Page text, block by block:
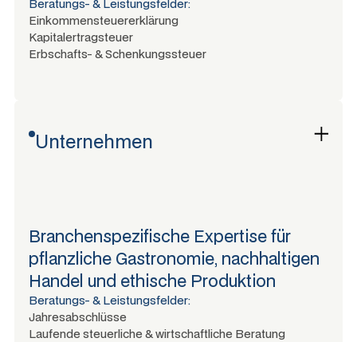
Beratungs- & Leistungsfelder:
Einkommensteuererklärung
Kapitalertragsteuer
Erbschafts- & Schenkungssteuer
Unternehmen
Branchenspezifische Expertise für
pflanzliche Gastronomie, nachhaltigen
Handel und ethische Produktion
Beratungs- & Leistungsfelder:
Jahresabschlüsse
Laufende steuerliche & wirtschaftliche Beratung